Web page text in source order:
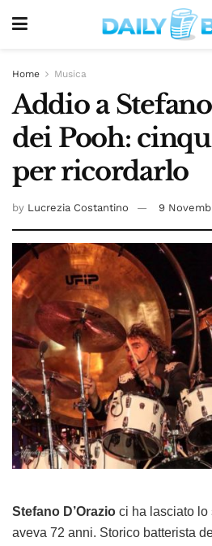
Home Musica
Addio a
dei Pooh:
per ricordarlo
by Lucrezia Costantino 9
Stefano D’Orazio ci ha lasciato lo
aveva 72 anni. Storico batterista